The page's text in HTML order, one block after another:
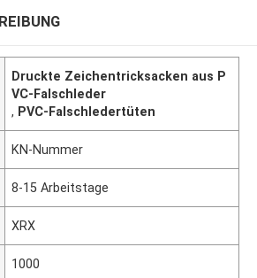
Druckte Zeichentricksacken aus P
VC-Falschleder
, PVC-Falschledertüten
KN-Nummer
8-15 Arbeitstage
XRX
1000